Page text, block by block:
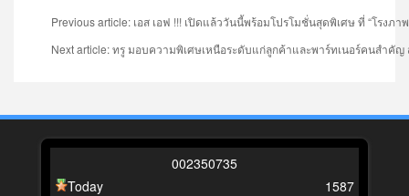
Previous article: เอส เอฟ !!! เปิดแล้ววันนี้พร้อมโปรโมชั่นสุดพิเศษ ที่ “โรงภ
Next article: ทรู มอบความพิเศษเหนือระดับแก่ลูกค้าและพาร์ทเนอร์คนสำคัญ
002350735
Today
1587